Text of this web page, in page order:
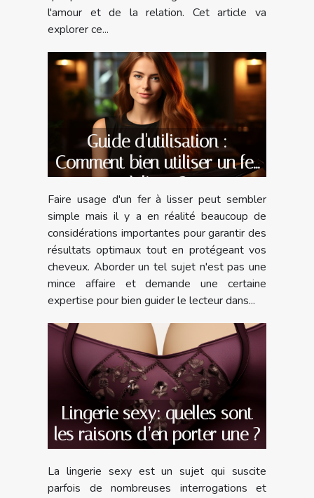
l'amour et de la relation. Cet article va
explorer ce...
Guide d'utilisation :
Comment bien utiliser un fer
à lisser?
Faire usage d'un fer à lisser peut sembler
simple mais il y a en réalité beaucoup de
considérations importantes pour garantir des
résultats optimaux tout en protégeant vos
cheveux. Aborder un tel sujet n'est pas une
mince affaire et demande une certaine
expertise pour bien guider le lecteur dans...
Lingerie sexy: quelles sont
les raisons d’en porter une ?
La lingerie sexy est un sujet qui suscite
parfois de nombreuses interrogations et